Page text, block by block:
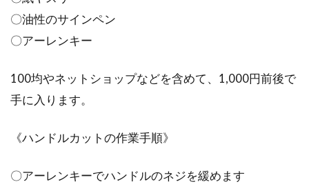
ューブがパンク...
ブルックスのサドルについて！メン
「ブルックス」をご存知ですか？イギリスの自
って...
〇油性のサインペン
〇アーレンキー
100均やネットショップなどを含めて、1,000円前後で
手に入ります。
《ハンドルカットの作業手順》
〇アーレンキーでハンドルのネジを緩めます